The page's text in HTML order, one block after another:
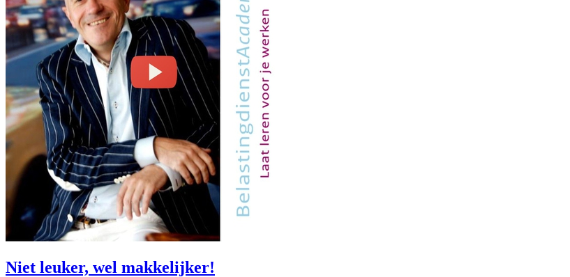
Niet leuker, wel makkelijker!